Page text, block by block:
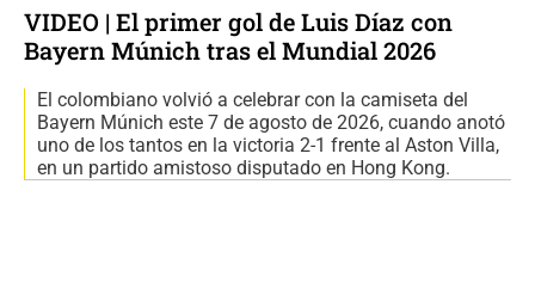
VIDEO | El primer gol de Luis Díaz con
Bayern Múnich tras el Mundial 2026
El colombiano volvió a celebrar con la camiseta del
Bayern Múnich este 7 de agosto de 2026, cuando anotó
uno de los tantos en la victoria 2-1 frente al Aston Villa,
en un partido amistoso disputado en Hong Kong.